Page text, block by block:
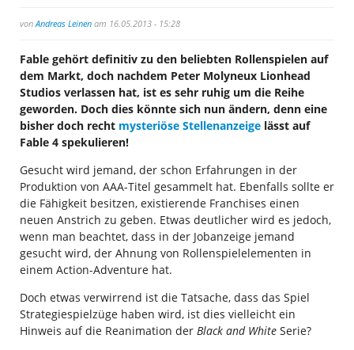
vonAndreas Leinen am 16.05.2013 - 15:28
Fable gehört definitiv zu den beliebten Rollenspielen auf
dem Markt, doch nachdem Peter Molyneux Lionhead
Studios verlassen hat, ist es sehr ruhig um die Reihe
geworden. Doch dies könnte sich nun ändern, denn eine
bisher doch recht mysteriöse Stellenanzeige lässt auf
Fable 4 spekulieren!
Gesucht wird jemand, der schon Erfahrungen in der
Produktion von AAA-Titel gesammelt hat. Ebenfalls sollte er
die Fähigkeit besitzen, existierende Franchises einen
neuen Anstrich zu geben. Etwas deutlicher wird es jedoch,
wenn man beachtet, dass in der Jobanzeige jemand
gesucht wird, der Ahnung von Rollenspielelementen in
einem Action-Adventure hat.
Doch etwas verwirrend ist die Tatsache, dass das Spiel
Strategiespielzüge haben wird, ist dies vielleicht ein
Hinweis auf die Reanimation der Black and White Serie?